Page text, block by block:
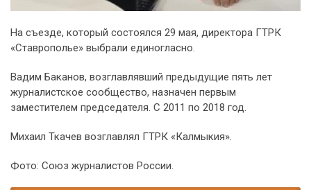
На съезде, который состоялся 29 мая, директора ГТРК
«Ставрополье» выбрали единогласно.
Вадим Баканов, возглавлявший предыдущие пять лет
журналистское сообщество, назначен первым
заместителем председателя. С 2011 по 2018 год.
Михаил Ткачев возглавлял ГТРК «Калмыкия».
Фото: Союз журналистов России.